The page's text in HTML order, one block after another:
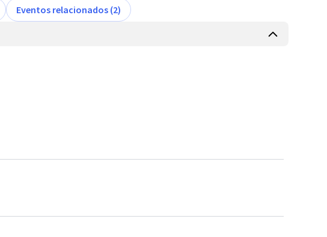
Eventos relacionados (2)